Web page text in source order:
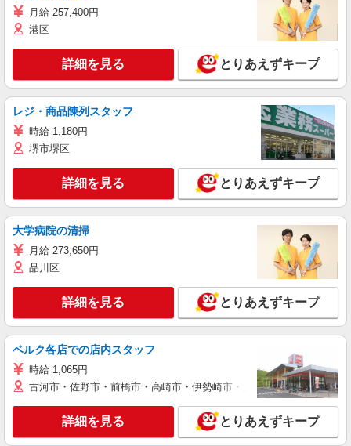
月給 257,400円
港区
詳細を見る とりあえずキープ
レジ・商品陳列スタッフ
時給 1,180円
堺市堺区
詳細を見る とりあえずキープ
大学病院の清掃
月給 273,650円
品川区
詳細を見る とりあえずキープ
ベルク各店での店内スタッフ
時給 1,065円
古河市・佐野市・前橋市・高崎市・伊勢崎市・太田市・館林市・藤
詳細を見る とりあえずキープ